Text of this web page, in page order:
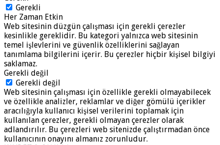
Gerekli
Her Zaman Etkin
Web sitesinin düzgün çalışması için gerekli çerezler
kesinlikle gereklidir. Bu kategori yalnızca web sitesinin
temel işlevlerini ve güvenlik özelliklerini sağlayan
tanımlama bilgilerini içerir. Bu çerezler hiçbir kişisel bilgiyi
saklamaz.
Gerekli değil
Gerekli değil
Web sitesinin çalışması için özellikle gerekli olmayabilecek
ve özellikle analizler, reklamlar ve diğer gömülü içerikler
aracılığıyla kullanıcı kişisel verilerini toplamak için
kullanılan çerezler, gerekli olmayan çerezler olarak
adlandırılır. Bu çerezleri web sitenizde çalıştırmadan önce
kullanıcının onayını almanız zorunludur.